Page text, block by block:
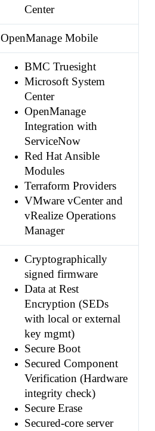
Center
OpenManage Mobile
BMC Truesight
Microsoft System
Center
OpenManage
Integration with
ServiceNow
Red Hat Ansible
Modules
Terraform Providers
VMware vCenter and
vRealize Operations
Manager
Cryptographically
signed firmware
Data at Rest
Encryption (SEDs
with local or external
key mgmt)
Secure Boot
Secured Component
Verification (Hardware
integrity check)
Secure Erase
Secured-core server